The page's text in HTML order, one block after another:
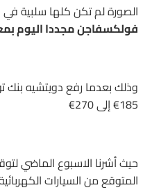
الصورة لم تكن كلها سلبية في
فولكسفاجن مجددا اليوم
وذلك بعدما رفع دويتشيه
185€ إلى 270€
حيث أشرنا الاسبوع الماضي
المتوقع من السيارات